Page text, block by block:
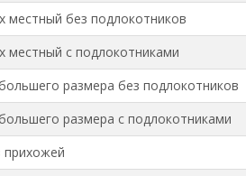
местный без подлокотников
местный с подлокотниками
размера без подлокотников
размера с подлокотниками
прихожей